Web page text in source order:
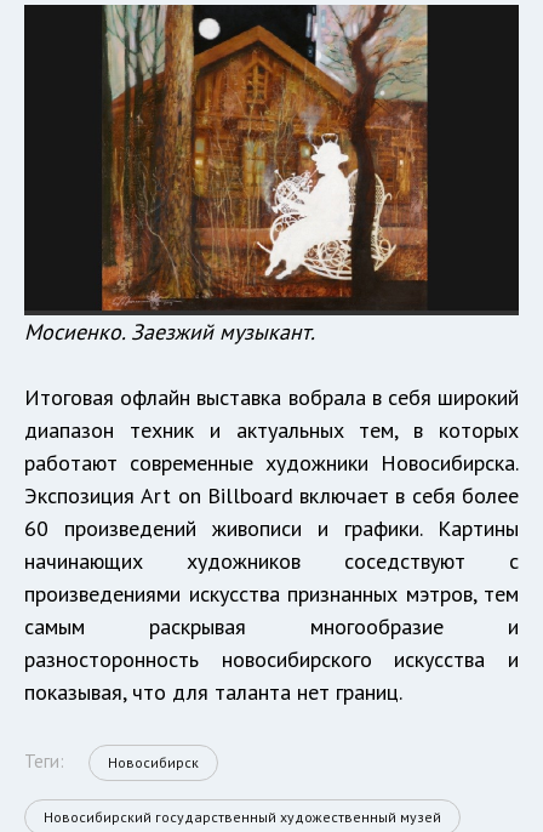
Мосиенко. Заезжий музыкант.
Итоговая офлайн выставка вобрала в себя широкий
диапазон техник и актуальных тем, в которых
работают современные художники Новосибирска.
Экспозиция Art on Billboard включает в себя более
60 произведений живописи и графики. Картины
начинающих художников соседствуют с
произведениями искусства признанных мэтров, тем
самым раскрывая многообразие и
разносторонность новосибирского искусства и
показывая, что для таланта нет границ.
Теги: Новосибирск
Новосибирский государственный художественный музей